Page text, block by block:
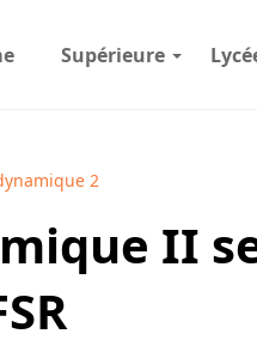
Supérieure
2
II